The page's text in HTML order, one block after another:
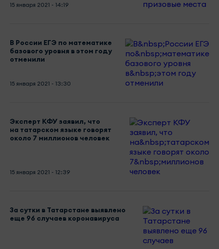
15 января 2021 - 14:19
В России ЕГЭ по математике
базового уровня в этом году
отменили
15 января 2021 - 13:30
Эксперт КФУ заявил, что
на татарском языке говорят
около 7 миллионов человек
15 января 2021 - 12:39
За сутки в Татарстане выявлено
еще 96 случаев коронавируса